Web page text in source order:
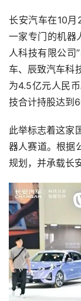
长安汽车在10
一家专门的机器
人科技有限公司
车、辰致汽车科
为4.5亿元人民
技合计持股达到
此举标志着这家
器人赛道。根据
规划，并承载长